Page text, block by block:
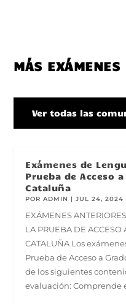
MÁS EXÁMENES
Ver todas las
Exámenes de
Prueba de Acceso
Cataluña
PORADMIN |JUL 24, 2024
EXÁMENES
LA PRUEBA DE ACCESO
CATALUÑA Los
Prueba de Acceso a
de los siguientes
evaluación: Comprende